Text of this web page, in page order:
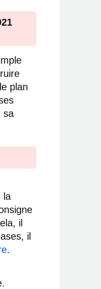
plan
sa
la
il
il
.